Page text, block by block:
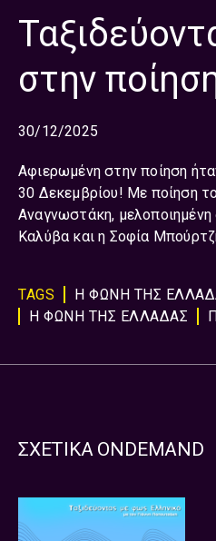
στην
30/12/2025
Αφιερωμένη στην ποίηση
30 Δεκεμβρίου! Με ποίηση
Αναγνωστάκη,
Καλύβα και η Σοφία
TAGS Η ΦΩΝΗ ΤΗΣ
Η ΦΩΝΗ ΤΗΣ ΕΛΛΑΔΑΣ
ΣΧΕΤΙΚΑ ONDEMAND